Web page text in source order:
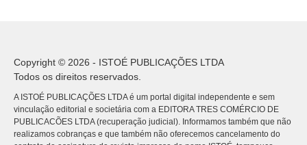
Copyright © 2026 - ISTOÉ PUBLICAÇÕES LTDA
Todos os direitos reservados.
A ISTOÉ PUBLICAÇÕES LTDA é um portal digital independente e sem
vinculação editorial e societária com a EDITORA TRES COMÉRCIO DE
PUBLICACÕES LTDA (recuperação judicial). Informamos também que não
realizamos cobranças e que também não oferecemos cancelamento do